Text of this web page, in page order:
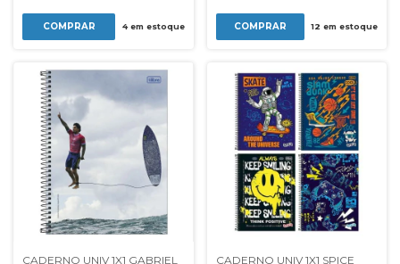
4em estoque 12 em estoque
CADERNO UNIV 1X1 GABRIEL
CADERNO UNIV 1X1 SPICE